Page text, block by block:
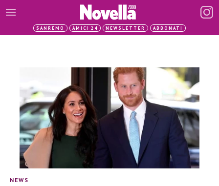
SANREMO AMICI 24 NEWSLETTER ABBONATI
NEWS